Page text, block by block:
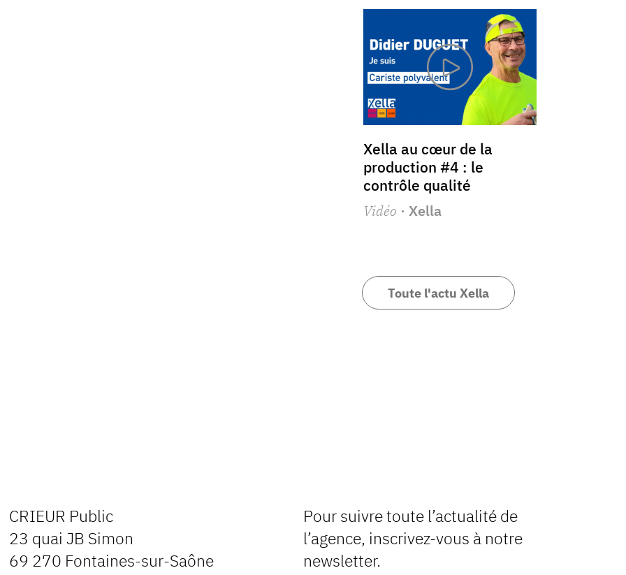
Xella au cœur de la
production #4 : le
contrôle qualité
Vidéo · Xella
Toute l'actu Xella
CRIEUR Public
23 quai JB Simon
69 270 Fontaines-sur-Saône
Pour suivre toute l’actualité de
l’agence, inscrivez-vous à notre
newsletter.